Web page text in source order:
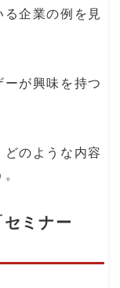
企業の例を見
が興味を持つ
のような内容
ミナー